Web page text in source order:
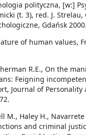
polityczna, [w:]
(t. 3), red. J. Strelau,
Gdańsk 2000.
of human values,
R.E., On the
Feigning
Journal of Personality
M., Haley H.,
and criminal